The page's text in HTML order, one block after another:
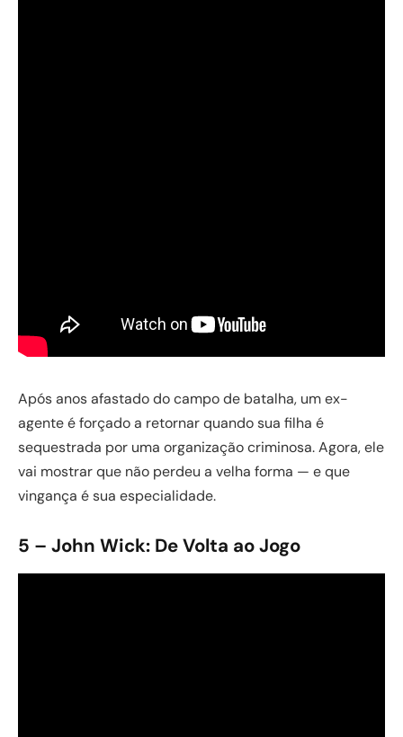
Após anos afastado do campo de batalha, um ex-
agente é forçado a retornar quando sua filha é
sequestrada por uma organização criminosa. Agora, ele
vai mostrar que não perdeu a velha forma — e que
vingança é sua especialidade.
5 – John Wick: De Volta ao Jogo